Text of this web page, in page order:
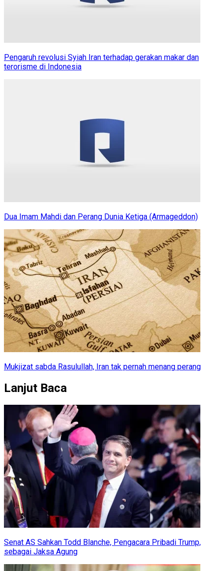
Pengaruh revolusi Syiah Iran terhadap gerakan makar dan
terorisme di Indonesia
Dua Imam Mahdi dan Perang Dunia Ketiga (Armageddon)
Mukjizat sabda Rasulullah, Iran tak pernah menang perang
Lanjut Baca
Senat AS Sahkan Todd Blanche, Pengacara Pribadi Trump,
sebagai Jaksa Agung